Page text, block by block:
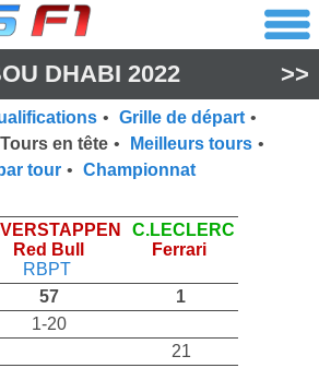
DHABI 2022 >>
• Grille de départ •
Tours en tête • Meilleurs tours •
tour • Championnat
Red Bull
RBPT
C.LECLERC
Ferrari
57
1
1-20
21